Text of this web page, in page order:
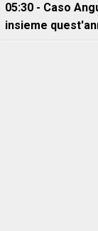
05:30 - Caso
insieme